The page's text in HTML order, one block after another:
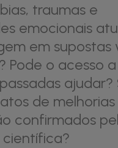
traumas e
emocionais
em supostas
Pode o acesso
ajudar?
de
confirmados